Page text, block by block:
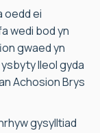
oedd ei
wedi bod yn
gwaed yn
ysbyty lleol gyda
Achosion Brys
gysylltiad